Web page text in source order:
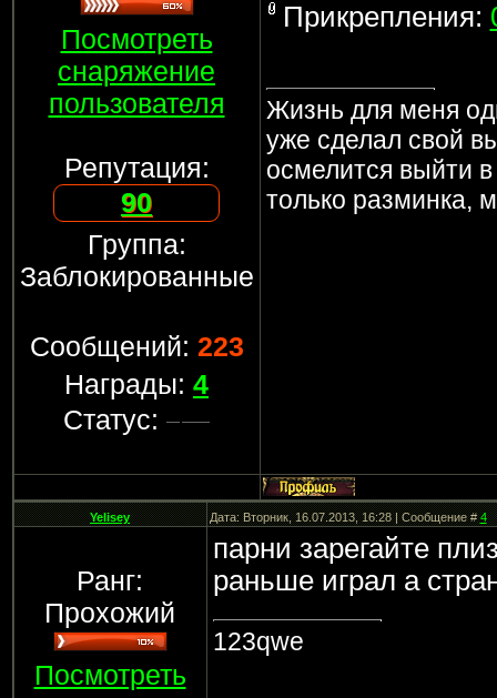
Посмотреть
снаряжение
пользователя
Репутация:
90
Группа:
Заблокированные
Сообщений: 223
Награды: 4
Статус:
Прикрепления:
Жизнь для меня
уже сделал свой
осмелится выйти
только разминка,
Yelisey Дата: Вторник, 16.07.2013, 16:28 | Сообщение #4
Ранг:
Прохожий
Посмотреть
парни зарегайте
раньше играл а
123qwe